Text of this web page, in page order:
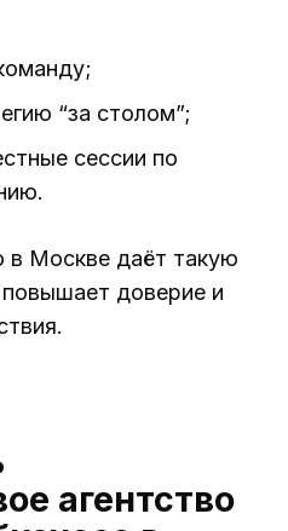
“за столом”;
сессии по
в Москве даёт такую
доверие и
агентство